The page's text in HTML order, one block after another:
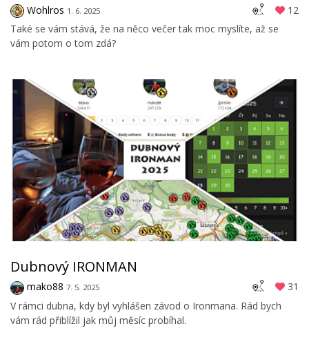
Wohlros 1. 6. 2025
12
Také se vám stává, že na něco večer tak moc myslíte, až se
vám potom o tom zdá?
Dubnový IRONMAN
mako88 7. 5. 2025
31
V rámci dubna, kdy byl vyhlášen závod o Ironmana. Rád bych
vám rád přiblížil jak můj měsíc probíhal.